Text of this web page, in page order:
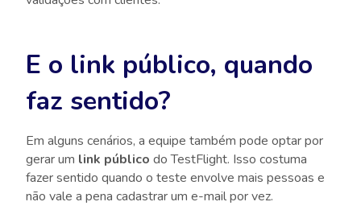
E o link público, quando
faz sentido?
Em alguns cenários, a equipe também pode optar por
gerar um link público do TestFlight. Isso costuma
fazer sentido quando o teste envolve mais pessoas e
não vale a pena cadastrar um e-mail por vez.